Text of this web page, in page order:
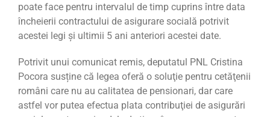
poate face pentru intervalul de timp cuprins între data
încheierii contractului de asigurare socială potrivit
acestei legi şi ultimii 5 ani anteriori acestei date.
Potrivit unui comunicat remis, deputatul PNL Cristina
Pocora susține că legea oferă o soluţie pentru cetăţenii
români care nu au calitatea de pensionari, dar care
astfel vor putea efectua plata contribuţiei de asigurări